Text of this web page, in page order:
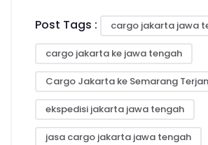
Post Tags : cargo jakarta jawa
cargo jakarta ke jawa tengah
Cargo Jakarta ke Semarang
ekspedisi jakarta jawa tengah
jasa cargo jakarta jawa tengah